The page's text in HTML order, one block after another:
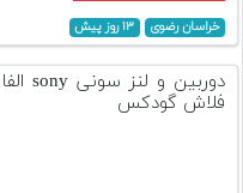
خراسان رضوی ۱۳ روز پیش
فلاش گودکس